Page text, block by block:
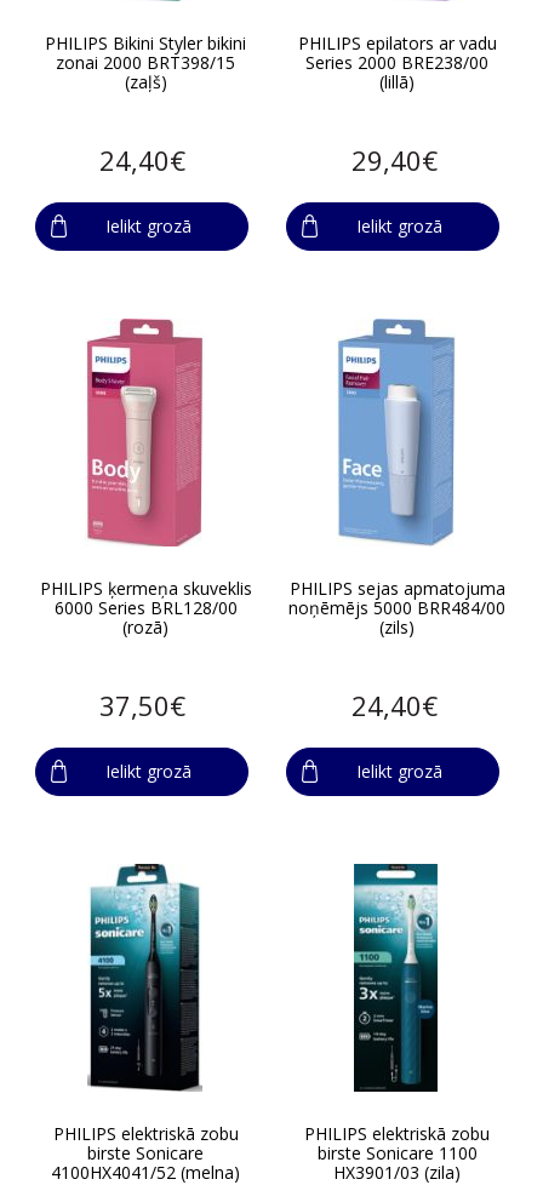
PHILIPS Bikini Styler bikini
zonai 2000 BRT398/15
(zaļš)
24,40€
Ielikt grozā
PHILIPS epilators ar vadu
Series 2000 BRE238/00
(lillā)
29,40€
Ielikt grozā
PHILIPS ķermeņa skuveklis
6000 Series BRL128/00
(rozā)
37,50€
Ielikt grozā
PHILIPS sejas apmatojuma
noņēmējs 5000 BRR484/00
(zils)
24,40€
Ielikt grozā
PHILIPS elektriskā zobu
birste Sonicare
4100HX4041/52 (melna)
PHILIPS elektriskā zobu
birste Sonicare 1100
HX3901/03 (zila)